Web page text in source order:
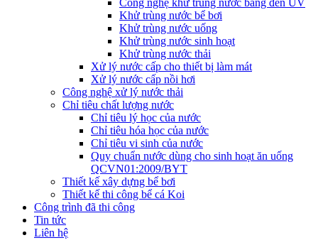
Công nghệ khử trùng nước bằng đèn UV
Khử trùng nước bể bơi
Khử trùng nước uống
Khử trùng nước sinh hoạt
Khử trùng nước thải
Xử lý nước cấp cho thiết bị làm mát
Xử lý nước cấp nồi hơi
Công nghệ xử lý nước thải
Chỉ tiêu chất lượng nước
Chỉ tiêu lý học của nước
Chỉ tiêu hóa học của nước
Chỉ tiêu vi sinh của nước
Quy chuẩn nước dùng cho sinh hoạt ăn uống
QCVN01:2009/BYT
Thiết kế xây dựng bể bơi
Thiết kế thi công bể cá Koi
Công trình đã thi công
Tin tức
Liên hệ